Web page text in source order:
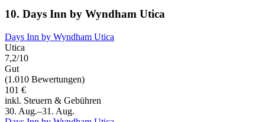
10. Days Inn by Wyndham Utica
Days Inn by Wyndham Utica
Utica
7,2/10
Gut
(1.010 Bewertungen)
101 €
inkl. Steuern & Gebühren
30. Aug.–31. Aug.